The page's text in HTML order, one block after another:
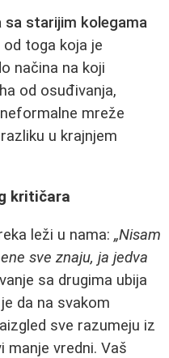
sa starijim kolegama
toga koja je
načina na koji
od osuđivanja,
mreže
u krajnjem
kritičara
leži u nama: „Nisam
sve znaju, ja jedva
sa drugima ubija
da na svakom
sve razumeju iz
manje vredni. Vaš